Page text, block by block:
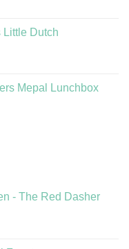
Dutch
Mepal Lunchbox
- The Red Dasher